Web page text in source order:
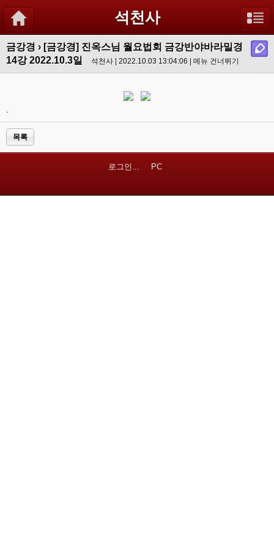
석천사
금강경 › [금강경] 진옥스님 월요법회 금강반야바라밀경
14강 2022.10.3일
석천사 | 2022.10.03 13:04:06 | 메뉴 건너뛰기
.
목록
로그인... PC